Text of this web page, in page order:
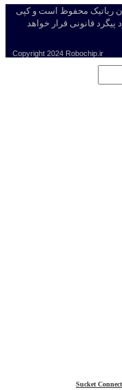
رباتیک محفوظ است و کپی
پیگرد قانونی قرار خواهد
Copyright 2024 Robochip.ir